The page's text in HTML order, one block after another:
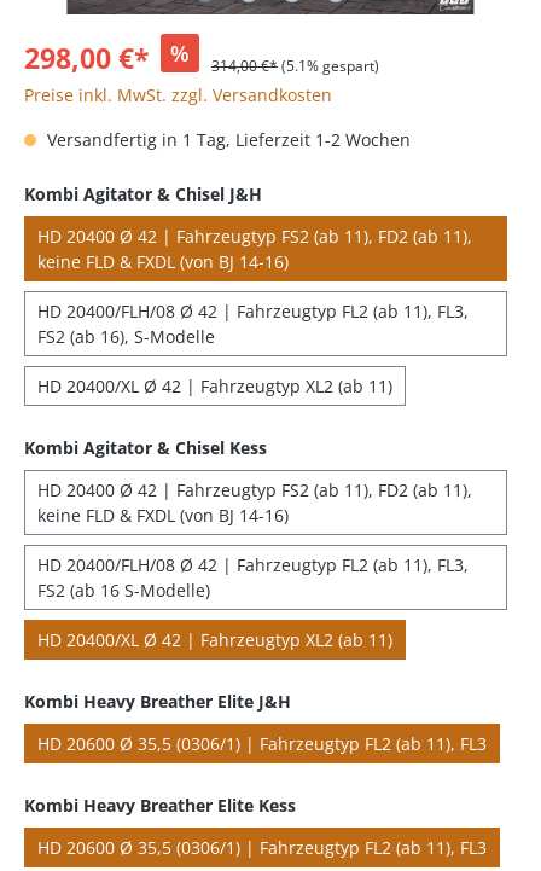
298,00 €* % 314,00 €*(5.1% gespart)
Preise inkl. MwSt. zzgl. Versandkosten
Versandfertig in 1 Tag, Lieferzeit 1-2 Wochen
Kombi Agitator & Chisel J&H
HD 20400 Ø 42 | Fahrzeugtyp FS2 (ab 11), FD2 (ab 11),
keine FLD & FXDL (von BJ 14-16)
HD 20400/FLH/08 Ø 42 | Fahrzeugtyp FL2 (ab 11), FL3,
FS2 (ab 16), S-Modelle
HD 20400/XL Ø 42 | Fahrzeugtyp XL2 (ab 11)
Kombi Agitator & Chisel Kess
HD 20400 Ø 42 | Fahrzeugtyp FS2 (ab 11), FD2 (ab 11),
keine FLD & FXDL (von BJ 14-16)
HD 20400/FLH/08 Ø 42 | Fahrzeugtyp FL2 (ab 11), FL3,
FS2 (ab 16 S-Modelle)
HD 20400/XL Ø 42 | Fahrzeugtyp XL2 (ab 11)
Kombi Heavy Breather Elite J&H
HD 20600 Ø 35,5 (0306/1) | Fahrzeugtyp FL2 (ab 11), FL3
Kombi Heavy Breather Elite Kess
HD 20600 Ø 35,5 (0306/1) | Fahrzeugtyp FL2 (ab 11), FL3